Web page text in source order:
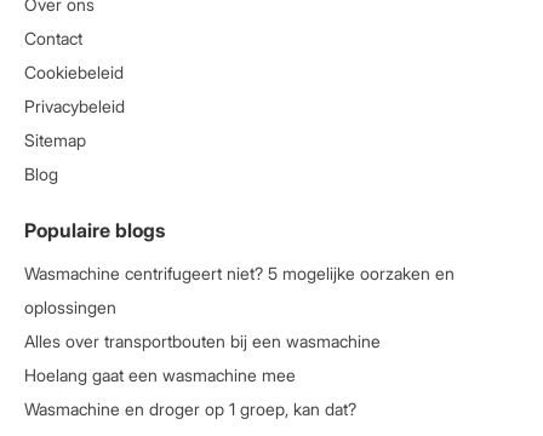
Over ons
Contact
Cookiebeleid
Privacybeleid
Sitemap
Blog
Populaire blogs
Wasmachine centrifugeert niet? 5 mogelijke oorzaken en
oplossingen
Alles over transportbouten bij een wasmachine
Hoelang gaat een wasmachine mee
Wasmachine en droger op 1 groep, kan dat?